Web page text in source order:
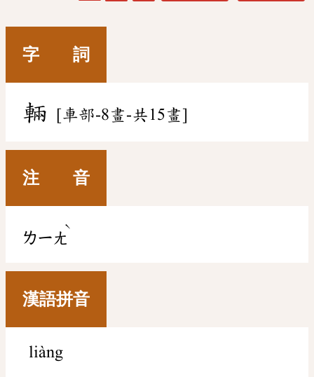
字 詞
輛 [車部-8畫-共15畫]
注 音
ㄌㄧㄤ
ˋ
漢語拼音
liàng